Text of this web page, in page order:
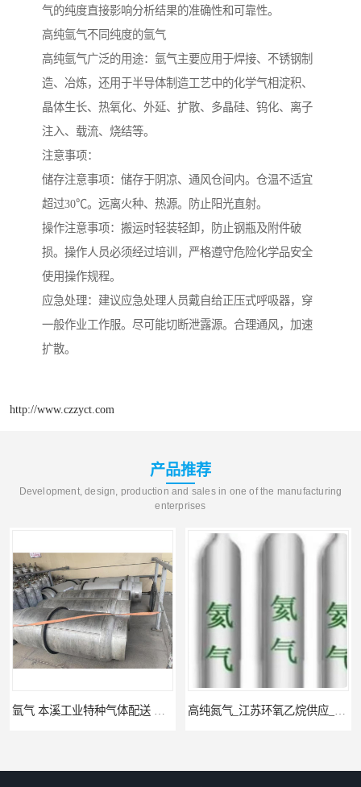
气的纯度直接影响分析结果的准确性和可靠性。
高纯氩气不同纯度的氩气
高纯氩气广泛的用途：氩气主要应用于焊接、不锈钢制
造、冶炼，还用于半导体制造工艺中的化学气相淀积、
晶体生长、热氧化、外延、扩散、多晶硅、钨化、离子
注入、载流、烧结等。
注意事项：
储存注意事项：储存于阴凉、通风仓间内。仓温不适宜
超过30℃。远离火种、热源。防止阳光直射。
操作注意事项：搬运时轻装轻卸，防止钢瓶及附件破
损。操作人员必须经过培训，严格遵守危险化学品安全
使用操作规程。
应急处理：建议应急处理人员戴自给正压式呼吸器，穿
一般作业工作服。尽可能切断泄露源。合理通风，加速
扩散。
http://www.czzyct.com
产品推荐
Development, design, production and sales in one of the manufacturing
enterprises